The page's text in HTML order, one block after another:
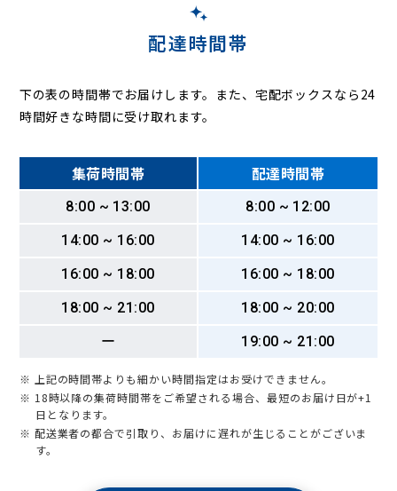
配達時間帯
下の表の時間帯でお届けします。また、宅配ボックスなら24
時間好きな時間に受け取れます。
集荷時間帯 配達時間帯
8:00 ~ 13:00
8:00 ~ 12:00
14:00 ~ 16:00
14:00 ~ 16:00
16:00 ~ 18:00
16:00 ~ 18:00
18:00 ~ 21:00
18:00 ~ 20:00
ー
19:00 ~ 21:00
※ 上記の時間帯よりも細かい時間指定はお受けできません。
※ 18時以降の集荷時間帯をご希望される場合、最短のお届け日が+1
日となります。
※ 配送業者の都合で引取り、お届けに遅れが生じることがございま
す。